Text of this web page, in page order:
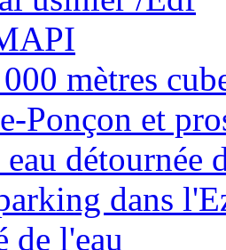
mètres
Ponçon et
détournée
dans
de l'eau